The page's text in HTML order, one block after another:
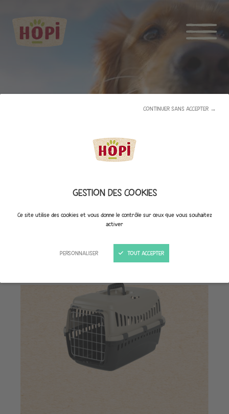
GESTION DES COOKIES
Ce site utilise des cookies et vous donne le contrôle sur ceux que vous souhaitez
activer
PERSONNALISER
CONTINUER SANS ACCEPTER →
TOUT ACCEPTER
TRANSPORT CHIEN
NOS PRODUITS